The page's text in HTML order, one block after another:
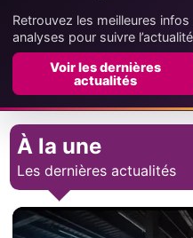
Retrouvez les meilleures
analyses pour suivre
Voir les dernières
actualités
À la une
Les dernières actualités